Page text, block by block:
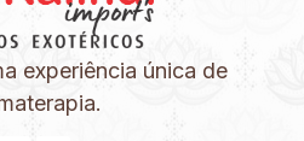
experiência única de